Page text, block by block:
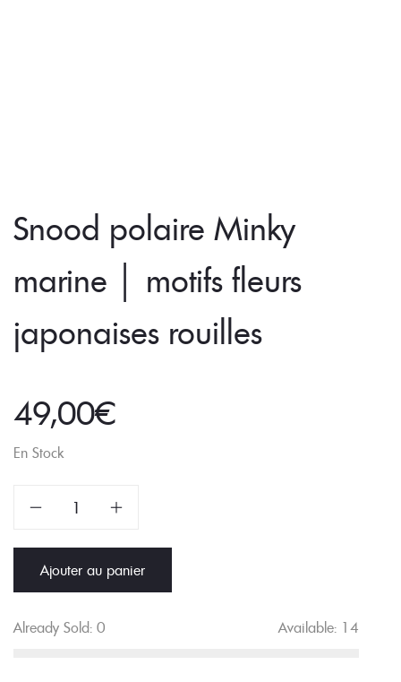
Snood polaire Minky
marine │ motifs fleurs
japonaises rouilles
49,00€
En Stock
Snood
polaire
Minky
marine
Ajouter au panier
Already Sold: 0 Available: 14